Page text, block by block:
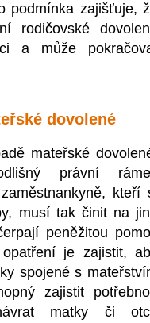
podmínka zajišťuje,
rodičovské
a může
dovolené
mateřské
právní
kteří
musí tak činit na
peněžitou
je zajistit,
spojené s
zajistit
matky či